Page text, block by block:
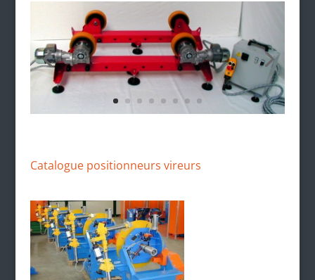
Catalogue positionneurs vireurs